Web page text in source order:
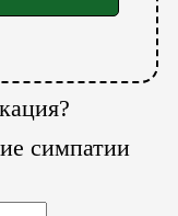
симпатии